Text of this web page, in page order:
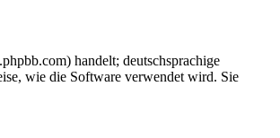
handelt; deutschsprachige
wie die Software verwendet wird. Sie